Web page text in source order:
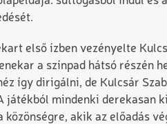
első ízben vezényelte
a színpad hátsó részén
így dirigálni, de Kulcsár
játékból mindenki derekasan
akik az előadás